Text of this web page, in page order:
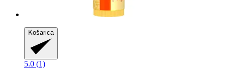
Košarica
5.0 (1)